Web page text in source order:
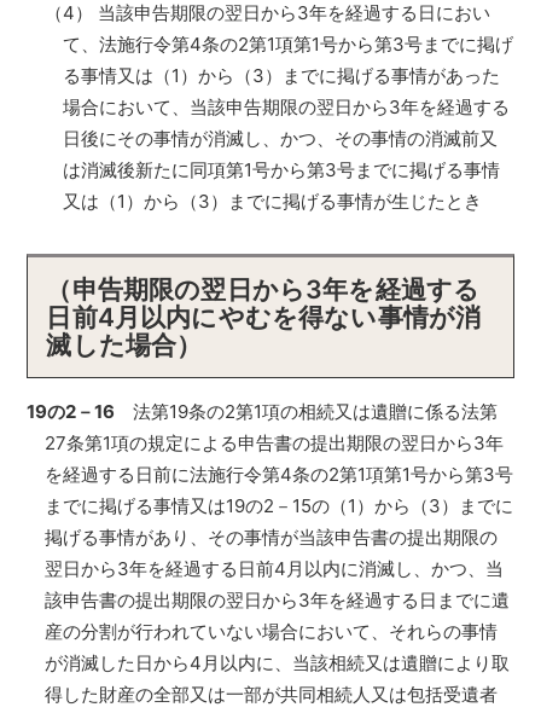
（4） 当該申告期限の翌日から3年を経過する日におい
て、法施行令第4条の2第1項第1号から第3号までに掲げ
る事情又は（1）から（3）までに掲げる事情があった
場合において、当該申告期限の翌日から3年を経過する
日後にその事情が消滅し、かつ、その事情の消滅前又
は消滅後新たに同項第1号から第3号までに掲げる事情
又は（1）から（3）までに掲げる事情が生じたとき
（申告期限の翌日から3年を経過する
日前4月以内にやむを得ない事情が消
滅した場合）
19の2－16法第19条の2第1項の相続又は遺贈に係る法第
27条第1項の規定による申告書の提出期限の翌日から3年
を経過する日前に法施行令第4条の2第1項第1号から第3号
までに掲げる事情又は19の2－15の（1）から（3）までに
掲げる事情があり、その事情が当該申告書の提出期限の
翌日から3年を経過する日前4月以内に消滅し、かつ、当
該申告書の提出期限の翌日から3年を経過する日までに遺
産の分割が行われていない場合において、それらの事情
が消滅した日から4月以内に、当該相続又は遺贈により取
得した財産の全部又は一部が共同相続人又は包括受遺者